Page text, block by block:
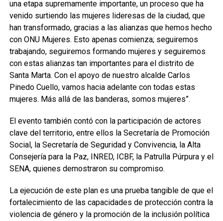
una etapa supremamente importante, un proceso que ha
venido surtiendo las mujeres lideresas de la ciudad, que
han transformado, gracias a las alianzas que hemos hecho
con ONU Mujeres. Esto apenas comienza; seguiremos
trabajando, seguiremos formando mujeres y seguiremos
con estas alianzas tan importantes para el distrito de
Santa Marta. Con el apoyo de nuestro alcalde Carlos
Pinedo Cuello, vamos hacia adelante con todas estas
mujeres. Más allá de las banderas, somos mujeres”.
El evento también contó con la participación de actores
clave del territorio, entre ellos la Secretaría de Promoción
Social, la Secretaría de Seguridad y Convivencia, la Alta
Consejería para la Paz, INRED, ICBF, la Patrulla Púrpura y el
SENA, quienes demostraron su compromiso.
La ejecución de este plan es una prueba tangible de que el
fortalecimiento de las capacidades de protección contra la
violencia de género y la promoción de la inclusión política